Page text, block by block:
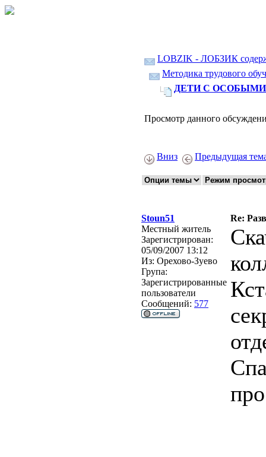
LOBZIK - ЛОБЗИК
Методика трудового
ДЕТИ С ОСОБЫМИ
Просмотр данного
Вниз Предыдущая
Stoun51
Re:
Местный житель
Зарегистрирован:
05/09/2007 13:12
Из: Орехово-Зуево
Група:
Зарегистрированные
пользователи
Сообщений: 577